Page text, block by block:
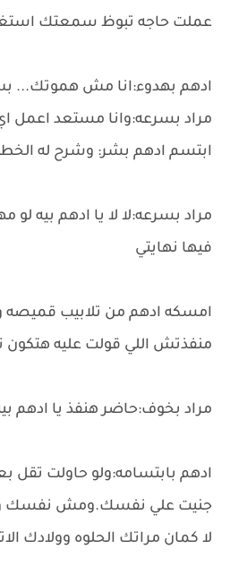
عملت حاجه تبوظ سمعتك
ادهم بهدوء:انا مش
مراد بسرعه:وانا مستعد اعمل
ابتسم ادهم بشر: وشرح له
مراد بسرعه:لا لا يا ادهم بيه
فيها نهايتي
امسكه ادهم من تلابيب
منفذتش اللي قولت عليه هتكون
مراد بخوف:حاضر هنفذ يا ادهم
ادهم بابتسامه:ولو حاولت تقل
جنيت علي نفسك.ومش نفسك
لا كمان مراتك الحلوه وولادك